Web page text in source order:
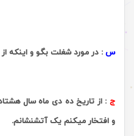
س : در مورد شغلت بگو و اینکه
ج : از تاریخ ده دی ماه سال
و افتخار میکنم یک آتشنشانم.